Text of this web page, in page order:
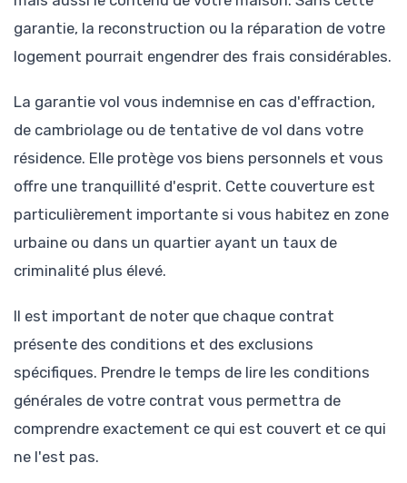
garantie, la reconstruction ou la réparation de votre
logement pourrait engendrer des frais considérables.
La garantie vol vous indemnise en cas d'effraction,
de cambriolage ou de tentative de vol dans votre
résidence. Elle protège vos biens personnels et vous
offre une tranquillité d'esprit. Cette couverture est
particulièrement importante si vous habitez en zone
urbaine ou dans un quartier ayant un taux de
criminalité plus élevé.
Il est important de noter que chaque contrat
présente des conditions et des exclusions
spécifiques. Prendre le temps de lire les conditions
générales de votre contrat vous permettra de
comprendre exactement ce qui est couvert et ce qui
ne l'est pas.